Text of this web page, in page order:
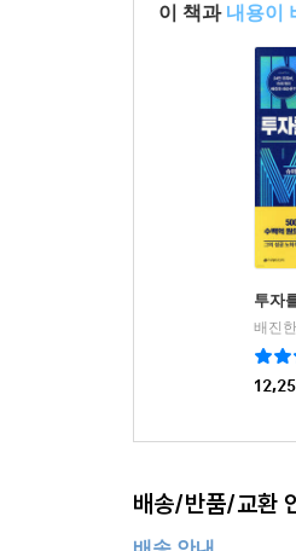
이 책과 내용이
투자
배진
배송/반품/교환